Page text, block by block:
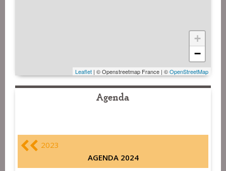
+
−
Leaflet | © Openstreetmap France | ©OpenStreetMap
Agenda
2023
AGENDA 2024